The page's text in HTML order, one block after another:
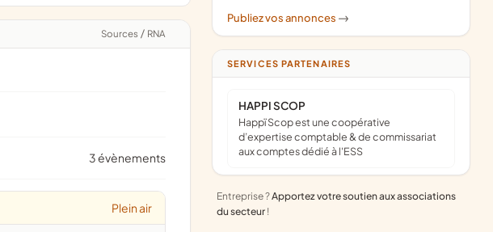
Sources / RNA
3 évènements
Plein air
Publiez vos annonces ->
SERVICES PARTENAIRES
HAPPI SCOP
Happï Scop est une coopérative
d’expertise comptable & de commissariat
aux comptes dédié à l'ESS
Entreprise ?Apportez votre soutien aux associations
du secteur !